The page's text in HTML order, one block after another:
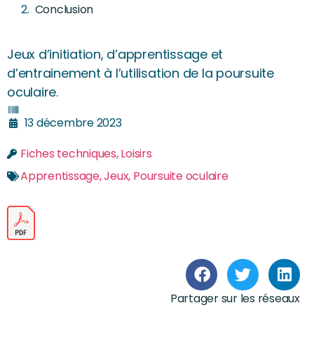
Conclusion
Jeux d’initiation, d’apprentissage et
d’entrainement à l’utilisation de la poursuite
oculaire.
13 décembre 2023
Fiches techniques,Loisirs
Apprentissage,Jeux, Poursuite oculaire
Partager sur les réseaux